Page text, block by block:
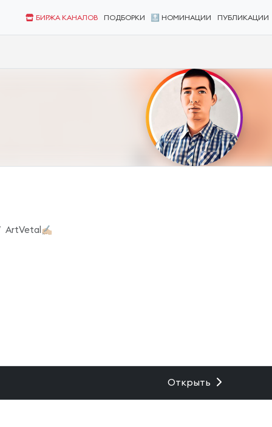
БИРЖА КАНАЛОВ ПОДБОРКИ 🔝 НОМИНАЦИИ ПУБЛИКАЦИИ
ArtVetal✍🏼
Открыть